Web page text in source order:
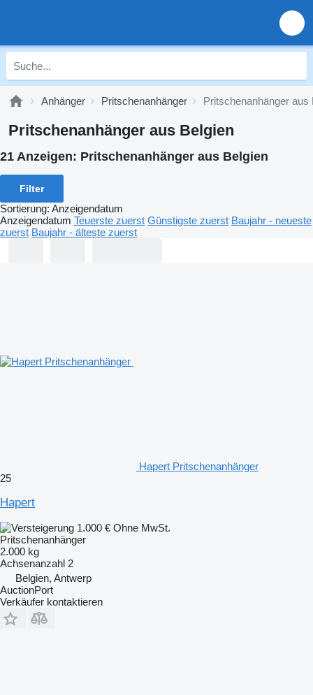
Anhänger Pritschenanhänger Pritschenanhänger aus
Pritschenanhänger aus Belgien
21 Anzeigen: Pritschenanhänger aus Belgien
Filter
Sortierung: Anzeigendatum
Anzeigendatum Teuerste zuerst Günstigste zuerst Baujahr - neueste
zuerst Baujahr - älteste zuerst
Hapert Pritschenanhänger
25
Hapert
1.000 € Ohne MwSt.
Pritschenanhänger
2.000 kg
Achsenanzahl 2
Belgien, Antwerp
AuctionPort
Verkäufer kontaktieren